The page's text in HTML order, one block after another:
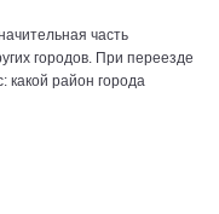
часть
городов. При переезде
какой район города